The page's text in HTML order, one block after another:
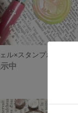
ル×スタンプボールペン
中